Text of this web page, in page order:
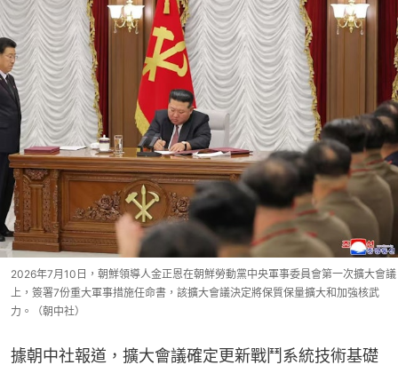
2026年7月10日，朝鮮領導人金正恩在朝鮮勞動黨中央軍事委員會第一次擴大會議
上，簽署7份重大軍事措施任命書，該擴大會議決定將保質保量擴大和加強核武
力。（朝中社）
據朝中社報道，擴大會議確定更新戰鬥系統技術基礎